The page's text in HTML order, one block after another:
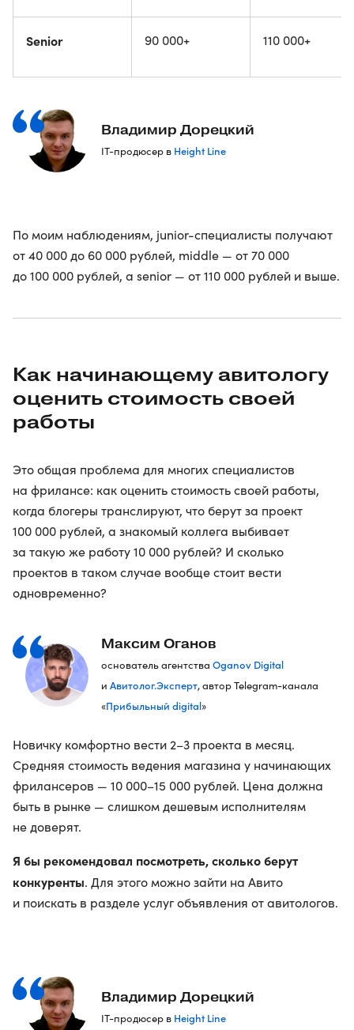
Senior 90 000+ 110 000+
Владимир Дорецкий
IT-продюсер в Height Line
По моим наблюдениям, junior-специалисты получают
от 40 000 до 60 000 рублей, middle — от 70 000
до 100 000 рублей, а senior — от 110 000 рублей и выше.
Как начинающему авитологу
оценить стоимость своей
работы
Это общая проблема для многих специалистов
на фрилансе: как оценить стоимость своей работы,
когда блогеры транслируют, что берут за проект
100 000 рублей, а знакомый коллега выбивает
за такую же работу 10 000 рублей? И сколько
проектов в таком случае вообще стоит вести
одновременно?
Максим Оганов
основатель агентства Oganov Digital
и Авитолог.Эксперт, автор Telegram-канала
«Прибыльный digital»
Новичку комфортно вести 2–3 проекта в месяц.
Средняя стоимость ведения магазина у начинающих
фрилансеров — 10 000–15 000 рублей. Цена должна
быть в рынке — слишком дешевым исполнителям
не доверят.
Я бы рекомендовал посмотреть, сколько берут
конкуренты. Для этого можно зайти на Авито
и поискать в разделе услуг объявления от авитологов.
Владимир Дорецкий
IT-продюсер в Height Line